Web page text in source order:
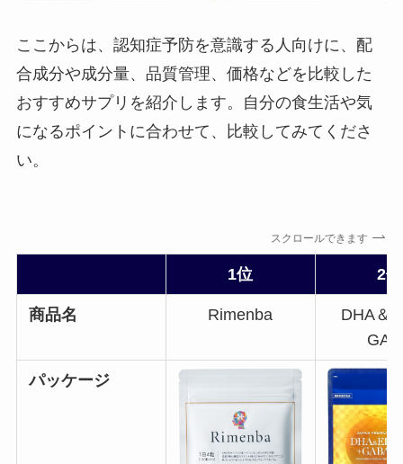
ここからは、認知症予防を意識する人向けに、配
合成分や成分量、品質管理、価格などを比較した
おすすめサプリを紹介します。自分の食生活や気
になるポイントに合わせて、比較してみてくださ
い。
スクロールできます
1位 2位
商品名 Rimenba
DHA＆
パッケージ